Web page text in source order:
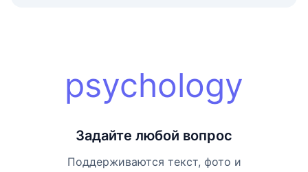
psychology
Задайте любой вопрос
Поддерживаются текст, фото и